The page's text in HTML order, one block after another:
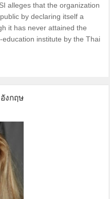
alleges that the organization
by declaring itself a
it has never attained the
institute by the Thai
งกฤษ